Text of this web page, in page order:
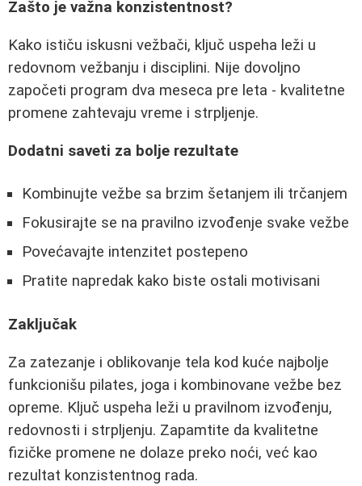
Zašto je važna konzistentnost?
Kako ističu iskusni vežbači, ključ uspeha leži u
redovnom vežbanju i disciplini. Nije dovoljno
započeti program dva meseca pre leta - kvalitetne
promene zahtevaju vreme i strpljenje.
Dodatni saveti za bolje rezultate
Kombinujte vežbe sa brzim šetanjem ili trčanjem
Fokusirajte se na pravilno izvođenje svake vežbe
Povećavajte intenzitet postepeno
Pratite napredak kako biste ostali motivisani
Zaključak
Za zatezanje i oblikovanje tela kod kuće najbolje
funkcionišu pilates, joga i kombinovane vežbe bez
opreme. Ključ uspeha leži u pravilnom izvođenju,
redovnosti i strpljenju. Zapamtite da kvalitetne
fizičke promene ne dolaze preko noći, već kao
rezultat konzistentnog rada.